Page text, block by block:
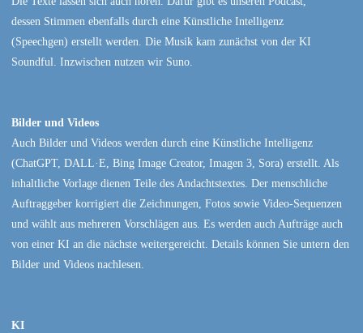
dessen Stimmen ebenfalls durch eine Künstliche Intelligenz
(Speechgen) erstellt werden. Die Musik kam zunächst von der KI
Soundful. Inzwischen nutzen wir Suno.
Bilder und Videos
Auch Bilder und Videos werden durch eine Künstliche Intelligenz
(ChatGPT, DALL·E, Bing Image Creator, Imagen 3, Sora) erstellt. Als
inhaltliche Vorlage dienen Teile des Andachtstextes. Der menschliche
Auftraggeber korrigiert die Zeichnungen, Fotos sowie Video-Sequenzen
und wählt aus mehreren Vorschlägen aus. Es werden auch Aufträge auch
von einer KI an die nächste weitergereicht. Details können Sie untern den
Bilder und Videos nachlesen.
KI